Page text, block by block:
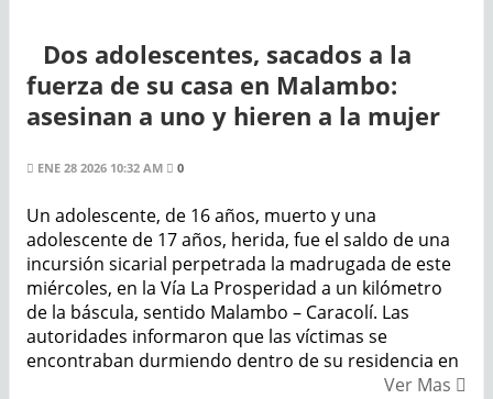
Dos adolescentes, sacados a la
fuerza de su casa en Malambo:
asesinan a uno y hieren a la mujer
ENE 28 2026 10:32 AM 0
Un adolescente, de 16 años, muerto y una
adolescente de 17 años, herida, fue el saldo de una
incursión sicarial perpetrada la madrugada de este
miércoles, en la Vía La Prosperidad a un kilómetro
de la báscula, sentido Malambo – Caracolí. Las
autoridades informaron que las víctimas se
encontraban durmiendo dentro de su residencia en
Ver Mas